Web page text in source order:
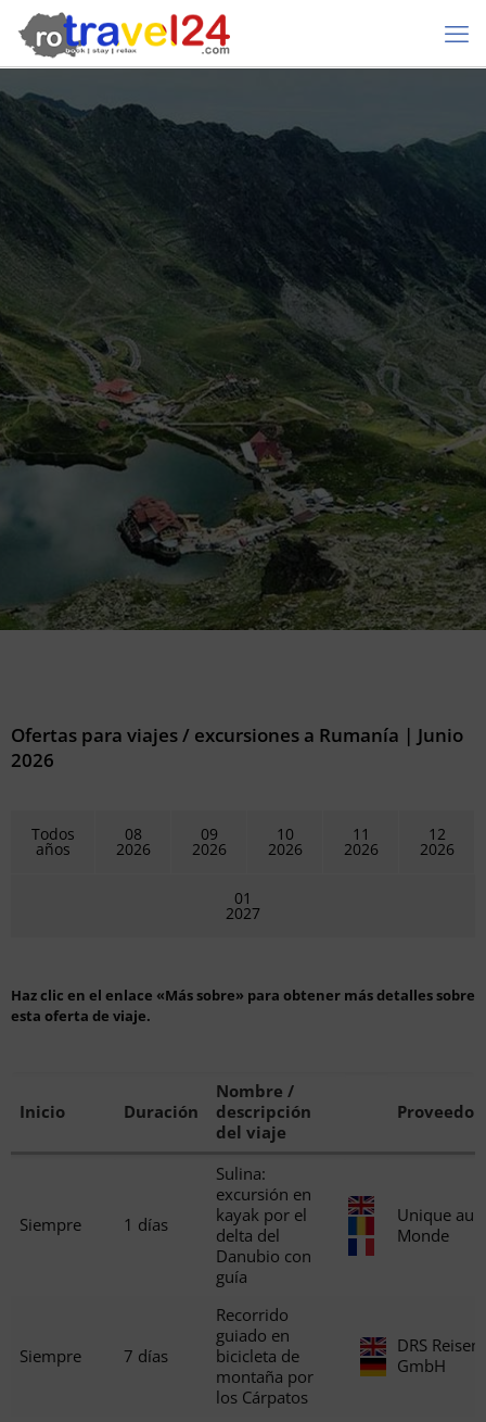
Ofertas para viajes / excursiones a Rumanía | Junio
2026
Todos
años
08
2026
09
2026
10
2026
11
2026
12
2026
01
2027
Haz clic en el enlace «Más sobre» para obtener más detalles sobre
esta oferta de viaje.
Inicio Duración
Nombre /
descripción
del viaje
Proveedor
Siempre 1 días
Sulina:
excursión en
kayak por el
delta del
Danubio con
guía
Unique au
Monde
Siempre 7 días
Recorrido
guiado en
bicicleta de
montaña por
los Cárpatos
DRS Reisen
GmbH